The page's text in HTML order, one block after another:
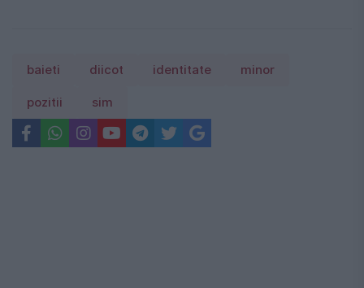
baieti diicot identitate minor
pozitii sim